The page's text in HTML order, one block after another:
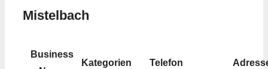
Mistelbach
Business
Kategorien Telefon